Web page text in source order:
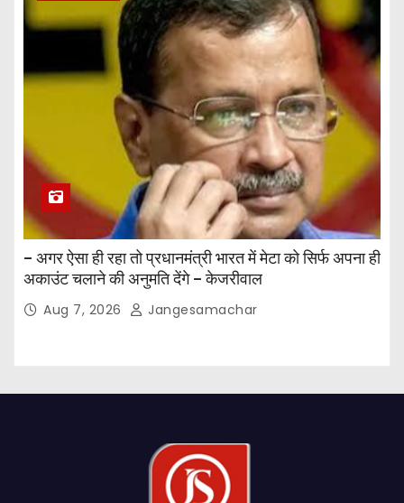
– अगर ऐसा ही रहा तो प्रधानमंत्री भारत में मेटा को सिर्फ अपना ही
अकाउंट चलाने की अनुमति देंगे – केजरीवाल
Aug 7, 2026 Jangesamachar